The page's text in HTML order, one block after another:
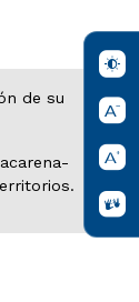
de su